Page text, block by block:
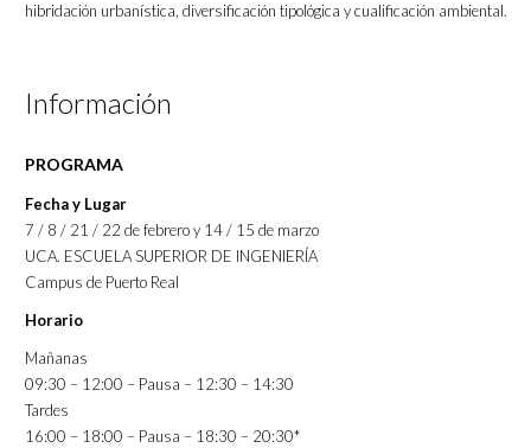
hibridación urbanística, diversificación tipológica y cualificación ambiental.
Información
PROGRAMA
Fecha y Lugar
7 / 8 / 21 / 22 de febrero y 14 / 15 de marzo
UCA. ESCUELA SUPERIOR DE INGENIERÍA
Campus de Puerto Real
Horario
Mañanas
09:30 – 12:00 – Pausa – 12:30 – 14:30
Tardes
16:00 – 18:00 – Pausa – 18:30 – 20:30*